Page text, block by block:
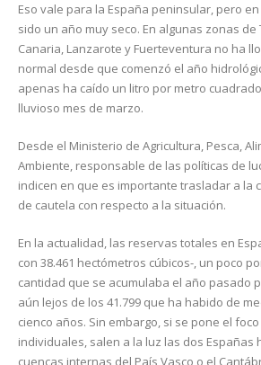
Eso vale para la España peninsular, pero
sido un año muy seco. En algunas zonas
Canaria, Lanzarote y Fuerteventura no ha
normal desde que comenzó el año
apenas ha caído un litro por metro
lluvioso mes de marzo.
Desde el Ministerio de Agricultura, Pesca,
Ambiente, responsable de las políticas de
indicen en que es importante trasladar a la
de cautela con respecto a la situación.
En la actualidad, las reservas totales en
con 38.461 hectómetros cúbicos-, un poco
cantidad que se acumulaba el año pasado
aún lejos de los 41.799 que ha habido de
cienco años. Sin embargo, si se pone el
individuales, salen a la luz las dos Españas
cuencas internas del País Vasco o el